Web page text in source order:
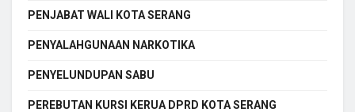
PENJABAT WALI KOTA SERANG
PENYALAHGUNAAN NARKOTIKA
PENYELUNDUPAN SABU
PEREBUTAN KURSI KERUA DPRD KOTA SERANG